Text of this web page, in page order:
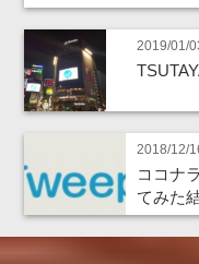
2019/01/
2018/12/
ココナ
てみた